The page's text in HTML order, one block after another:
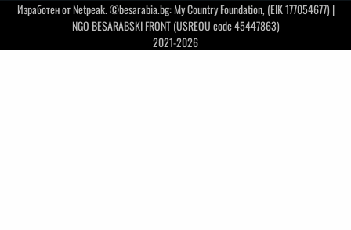
Изработен отNetpeak. ©besarabia.bg: My Country Foundation, (EIK 177054677) |
NGO BESARABSKI FRONT (USREOU code 45447863)
2021-2026